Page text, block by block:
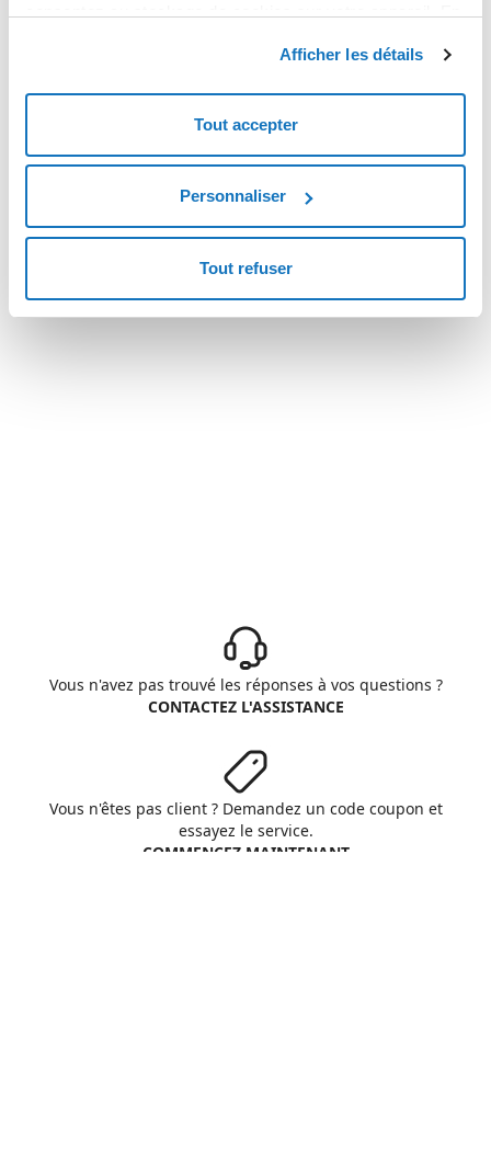
stockage des cookies nécessaires.
Afficher les détails
Tout accepter
Personnaliser
Tout refuser
Vous n'avez pas trouvé les réponses à vos questions ?
CONTACTEZ L'ASSISTANCE
Vous n'êtes pas client ? Demandez un code coupon et
essayez le service.
COMMENCEZ MAINTENANT